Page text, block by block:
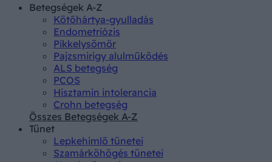
Betegségek A-Z
Kötőhártya-gyulladás
Endometriózis
Pikkelysömör
Pajzsmirigy alulműködés
ALS betegség
PCOS
Hisztamin intolerancia
Crohn betegség
Összes Betegségek A-Z
Tünet
Lepkehimlő tünetei
Szamárköhögés tünetei